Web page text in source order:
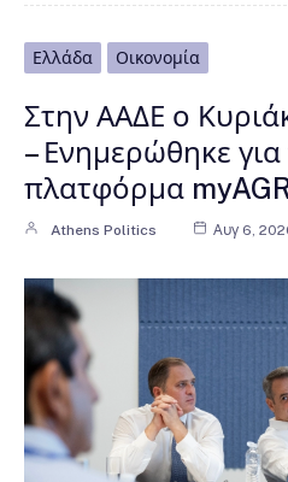
Ελλάδα Οικονομία
Στην ΑΑΔΕ ο
– Ενημερώθηκε
πλατφόρμα
Athens Politics Αυγ 6,